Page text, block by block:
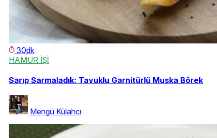
30dk
HAMUR İŞİ
Sarıp Sarmaladık: Tavuklu Garnitürlü Muska Börek
Mengü Külahcı